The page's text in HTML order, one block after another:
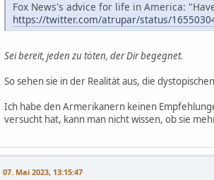
Fox News's advice for life in America:
https://twitter.com/atrupar/status/
Sei bereit, jeden zu töten, der Dir begegnet.
So sehen sie in der Realität aus, die
Ich habe den Armerikanern keinen
versucht hat, kann man nicht wissen, ob sie
07. Mai 2023, 13:15:47